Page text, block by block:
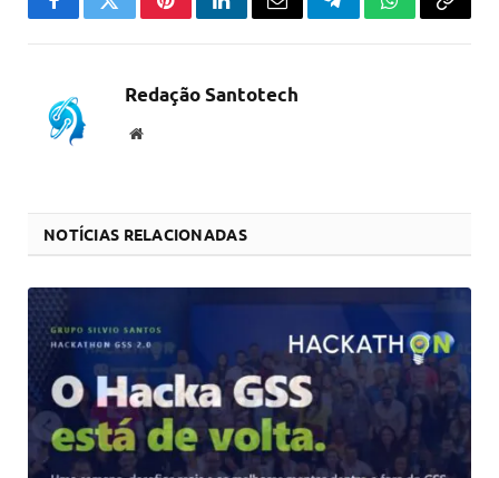
FacebookTwitterPinterestLinkedInEmail TelegramWhatsApp
Copiar
Redação Santotech
Website
NOTÍCIAS RELACIONADAS